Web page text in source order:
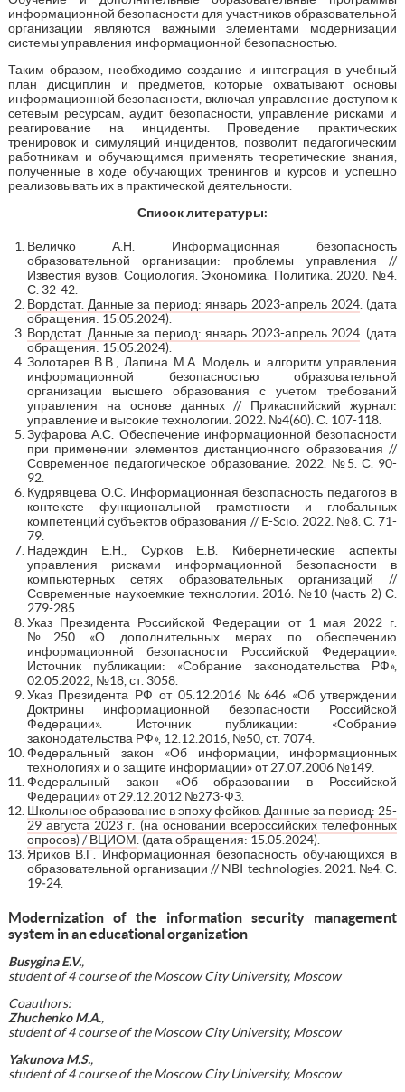
информационной безопасности для участников образовательной
организации являются важными элементами модернизации
системы управления информационной безопасностью.
Таким образом, необходимо создание и интеграция в учебный
план дисциплин и предметов, которые охватывают основы
информационной безопасности, включая управление доступом к
сетевым ресурсам, аудит безопасности, управление рисками и
реагирование на инциденты. Проведение практических
тренировок и симуляций инцидентов, позволит педагогическим
работникам и обучающимся применять теоретические знания,
полученные в ходе обучающих тренингов и курсов и успешно
реализовывать их в практической деятельности.
Список литературы:
Величко А.Н. Информационная безопасность
образовательной организации: проблемы управления //
Известия вузов. Социология. Экономика. Политика. 2020. №4.
С. 32-42.
Вордстат. Данные за период: январь 2023-апрель 2024. (дата
обращения: 15.05.2024).
Вордстат. Данные за период: январь 2023-апрель 2024. (дата
обращения: 15.05.2024).
Золотарев В.В., Лапина М.А. Модель и алгоритм управления
информационной безопасностью образовательной
организации высшего образования с учетом требований
управления на основе данных // Прикаспийский журнал:
управление и высокие технологии. 2022. №4(60). С. 107-118.
Зуфарова А.С. Обеспечение информационной безопасности
при применении элементов дистанционного образования //
Современное педагогическое образование. 2022. №5. С. 90-
92.
Кудрявцева О.С. Информационная безопасность педагогов в
контексте функциональной грамотности и глобальных
компетенций субъектов образования // E-Scio. 2022. №8. С. 71-
79.
Надеждин Е.Н., Сурков Е.В. Кибернетические аспекты
управления рисками информационной безопасности в
компьютерных сетях образовательных организаций //
Современные наукоемкие технологии. 2016. №10 (часть 2) С.
279-285.
Указ Президента Российской Федерации от 1 мая 2022 г.
№250 «О дополнительных мерах по обеспечению
информационной безопасности Российской Федерации».
Источник публикации: «Собрание законодательства РФ»,
02.05.2022, №18, ст. 3058.
Указ Президента РФ от 05.12.2016 №646 «Об утверждении
Доктрины информационной безопасности Российской
Федерации». Источник публикации: «Собрание
законодательства РФ», 12.12.2016, №50, ст. 7074.
Федеральный закон «Об информации, информационных
технологиях и о защите информации» от 27.07.2006 №149.
Федеральный закон «Об образовании в Российской
Федерации» от 29.12.2012 №273-ФЗ.
Школьное образование в эпоху фейков. Данные за период: 25-
29 августа 2023 г. (на основании всероссийских телефонных
опросов) / ВЦИОМ . (дата обращения: 15.05.2024).
Яриков В.Г. Информационная безопасность обучающихся в
образовательной организации // NBI-technologies. 2021. №4. С.
19‑24.
Modernization of the information security management
system in an educational organization
Busygina E.V.,
student of 4 courseof theMoscow City University, Moscow
Coauthors:
Zhuchenko M.A.,
student of 4 course of the Moscow City University, Moscow
Yakunova M.S.,
student of 4 course of the Moscow City University, Moscow